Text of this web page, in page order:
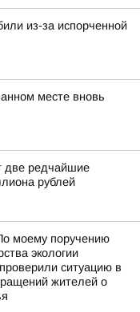
из-за испорченной
месте вновь
две редчайшие
рублей
моему поручению
экологии
ситуацию в
жителей о